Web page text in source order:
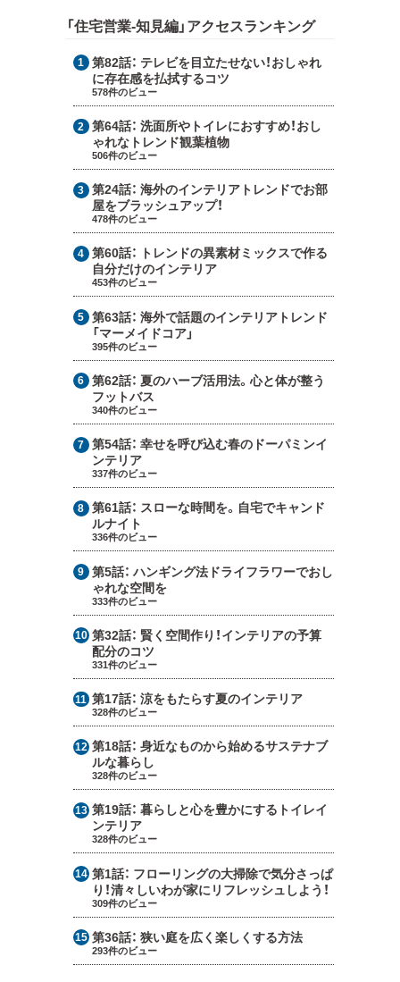
「住宅営業-知見編」アクセスランキング
第82話： テレビを目立たせない！おしゃれ
に存在感を払拭するコツ
578件のビュー
第64話：洗面所やトイレにおすすめ！おし
ゃれなトレンド観葉植物
506件のビュー
第24話：海外のインテリアトレンドでお部
屋をブラッシュアップ！
478件のビュー
第60話： トレンドの異素材ミックスで作る
自分だけのインテリア
453件のビュー
第63話：海外で話題のインテリアトレンド
「マーメイドコア」
395件のビュー
第62話：夏のハーブ活用法。心と体が整う
フットバス
340件のビュー
第54話：幸せを呼び込む春のドーパミンイ
ンテリア
337件のビュー
第61話： スローな時間を。自宅でキャンド
ルナイト
336件のビュー
第5話：ハンギング法ドライフラワーでおし
ゃれな空間を
333件のビュー
第32話： 賢く空間作り！インテリアの予算
配分のコツ
331件のビュー
第17話：涼をもたらす夏のインテリア
328件のビュー
第18話：身近なものから始めるサステナブ
ルな暮らし
328件のビュー
第19話：暮らしと心を豊かにするトイレイ
ンテリア
328件のビュー
第1話： フローリングの大掃除で気分さっぱ
り！清々しいわが家にリフレッシュしよう！
309件のビュー
第36話：狭い庭を広く楽しくする方法
293件のビュー